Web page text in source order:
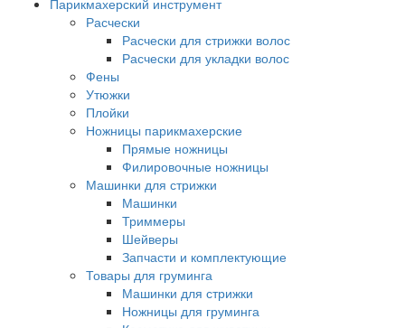
Парикмахерский инструмент
Расчески
Расчески для стрижки волос
Расчески для укладки волос
Фены
Утюжки
Плойки
Ножницы парикмахерские
Прямые ножницы
Филировочные ножницы
Машинки для стрижки
Машинки
Триммеры
Шейверы
Запчасти и комплектующие
Товары для груминга
Машинки для стрижки
Ножницы для груминга